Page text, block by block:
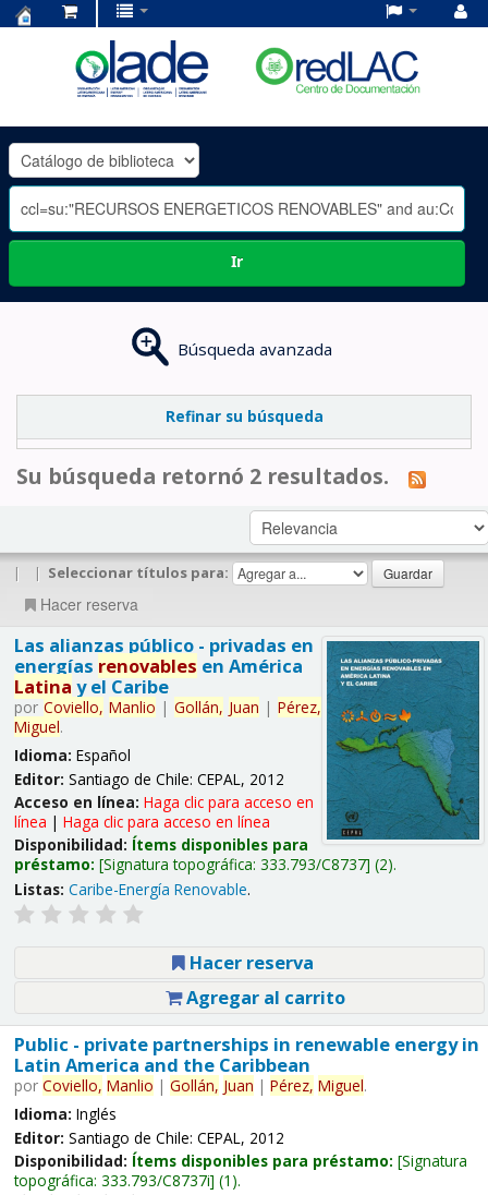
OLADE
-
Ir
Búsqueda avanzada
Refinar su búsqueda
Su búsqueda retornó 2 resultados.
| | Seleccionar títulos para:
Hacer reserva
Las alianzas público - privadas en
energías renovables en América
Latina y el Caribe
por Coviello, Manlio | Gollán, Juan | Pérez,
Miguel.
Idioma: Español
Editor: Santiago de Chile: CEPAL, 2012
Acceso en línea: Haga clic para acceso en
línea | Haga clic para acceso en línea
Disponibilidad: Ítems disponibles para
préstamo: Signatura topográfica: 333.793/C8737 (2).
Listas: Caribe-Energía Renovable.
Hacer reserva
Agregar al carrito
Public - private partnerships in renewable energy in
Latin America and the Caribbean
por Coviello, Manlio | Gollán, Juan | Pérez, Miguel.
Idioma: Inglés
Editor: Santiago de Chile: CEPAL, 2012
Disponibilidad: Ítems disponibles para préstamo: Signatura
topográfica: 333.793/C8737i (1).